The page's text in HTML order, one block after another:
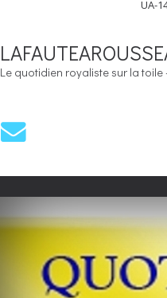
UA-
Le quotidien royaliste sur la toile